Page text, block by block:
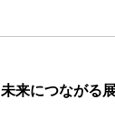
未来につながる